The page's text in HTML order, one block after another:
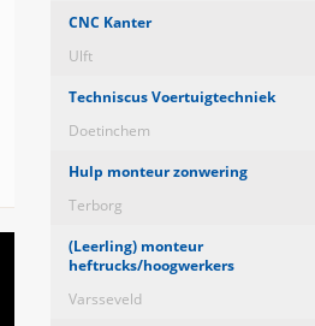
CNC Kanter
Ulft
Techniscus Voertuigtechniek
Doetinchem
Hulp monteur zonwering
Terborg
(Leerling) monteur
heftrucks/hoogwerkers
Varsseveld